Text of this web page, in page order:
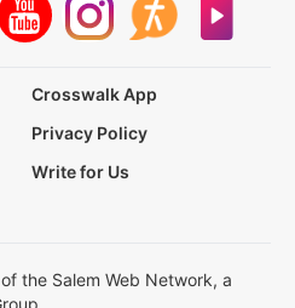
Crosswalk App
Privacy Policy
Write for Us
the Salem Web Network, a